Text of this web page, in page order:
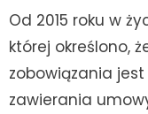
Od 2015 roku w
której określono,
zobowiązania
zawierania